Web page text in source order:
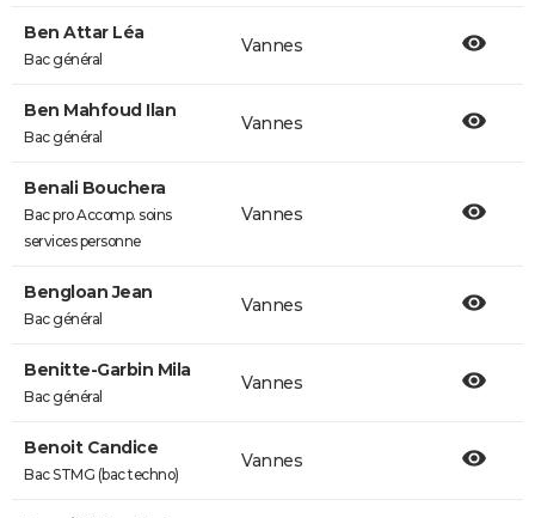
Ben Attar Léa
Bac général
Vannes
Ben Mahfoud Ilan
Bac général
Vannes
Benali Bouchera
Bac pro Accomp. soins
services personne
Vannes
Bengloan Jean
Bac général
Vannes
Benitte-Garbin Mila
Bac général
Vannes
Benoit Candice
Bac STMG (bac techno)
Vannes